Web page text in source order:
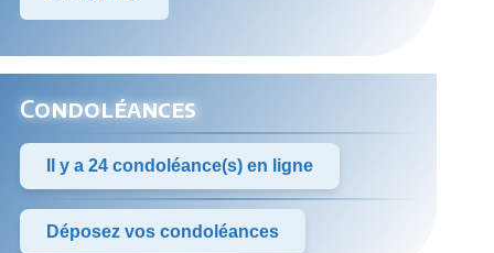
Condoléances
Il y a 24 condoléance(s) en ligne
Déposez vos condoléances